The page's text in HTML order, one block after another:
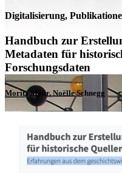
Digitalisierung,
Handbuch zur
Metadaten für
Forschungsdaten
Moritz Mähr, Noëlle Schnegg